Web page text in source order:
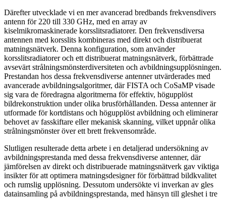
Därefter utvecklade vi en mer avancerad bredbands frekvensdivers
antenn för 220 till 330 GHz, med en array av
kiselmikromaskinerade korsslitsradiatorer. Den frekvensdiversa
antennen med korsslits kombineras med direkt och distribuerat
matningsnätverk. Denna konfiguration, som använder
korsslitsradiatorer och ett distribuerat matningsnätverk, förbättrade
avsevärt strålningsmönsterdiversiteten och avbildningsupplösningen.
Prestandan hos dessa frekvensdiverse antenner utvärderades med
avancerade avbildningsalgoritmer, där FISTA och CoSaMP visade
sig vara de föredragna algoritmerna för effektiv, högupplöst
bildrekonstruktion under olika brusförhållanden. Dessa antenner är
utformade för kortdistans och högupplöst avbildning och eliminerar
behovet av fasskiftare eller mekanisk skanning, vilket uppnår olika
strålningsmönster över ett brett frekvensområde.
Slutligen resulterade detta arbete i en detaljerad undersökning av
avbildningsprestanda med dessa frekvensdiverse antenner, där
jämförelsen av direkt och distribuerade matningsnätverk gav viktiga
insikter för att optimera matningsdesigner för förbättrad bildkvalitet
och rumslig upplösning. Dessutom undersökte vi inverkan av gles
datainsamling på avbildningsprestanda, med hänsyn till gleshet i tre